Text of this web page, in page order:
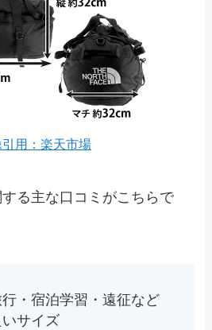
用：楽天市場
る主な口コミがこちらで
・宿泊学習・遠征など
サイズ